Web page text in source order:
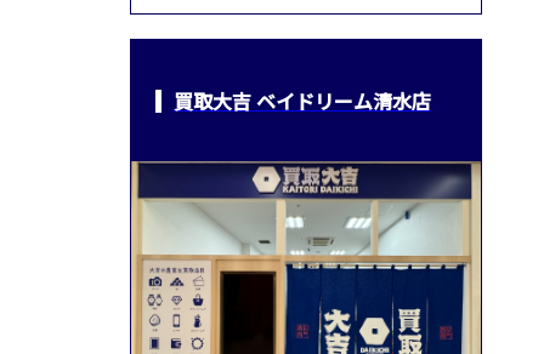
買取大吉 ベイドリーム清水店